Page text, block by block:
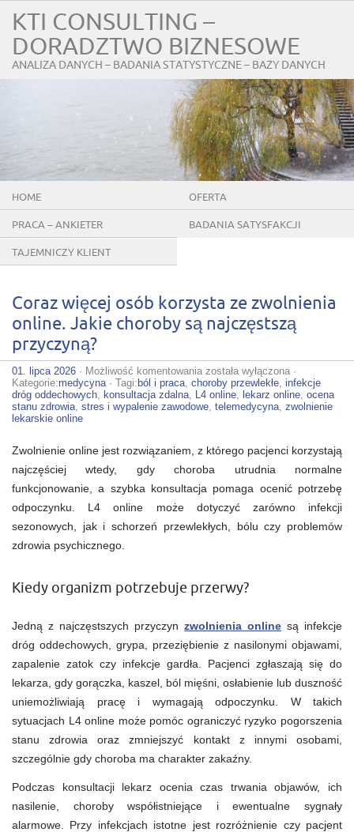
KTI CONSULTING –
DORADZTWO BIZNESOWE
ANALIZA DANYCH – BADANIA STATYSTYCZNE – BAZY DANYCH
HOME OFERTA
PRACA – ANKIETER BADANIA SATYSFAKCJI
TAJEMNICZY KLIENT
Coraz więcej osób korzysta ze zwolnienia
online. Jakie choroby są najczęstszą
przyczyną?
01. lipca 2026 · Możliwość komentowania Coraz
więcej
osób
korzysta
Jakie
choroby
są
najczęstszą
przyczyną?
została wyłączona ·
Kategorie:medycyna· Tagi: ból i praca, choroby przewlekłe, infekcje
dróg oddechowych, konsultacja zdalna, L4 online, lekarz online, ocena
stanu zdrowia, stres i wypalenie zawodowe, telemedycyna, zwolnienie
lekarskie online
Zwolnienie online jest rozwiązaniem, z którego pacjenci korzystają
najczęściej wtedy, gdy choroba utrudnia normalne
funkcjonowanie, a szybka konsultacja pomaga ocenić potrzebę
odpoczynku. L4 online może dotyczyć zarówno infekcji
sezonowych, jak i schorzeń przewlekłych, bólu czy problemów
zdrowia psychicznego.
Kiedy organizm potrzebuje przerwy?
Jedną z najczęstszych przyczyn zwolnienia online są infekcje
dróg oddechowych, grypa, przeziębienie z nasilonymi objawami,
zapalenie zatok czy infekcje gardła. Pacjenci zgłaszają się do
lekarza, gdy gorączka, kaszel, ból mięśni, osłabienie lub duszność
uniemożliwiają pracę i wymagają odpoczynku. W takich
sytuacjach L4 online może pomóc ograniczyć ryzyko pogorszenia
stanu zdrowia oraz zmniejszyć kontakt z innymi osobami,
szczególnie gdy choroba ma charakter zakaźny.
Podczas konsultacji lekarz ocenia czas trwania objawów, ich
nasilenie, choroby współistniejące i ewentualne sygnały
alarmowe. Przy infekcjach istotne jest rozróżnienie czy pacjent